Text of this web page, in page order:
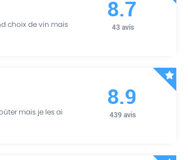
choix de vin mais
8.7
43 avis
mais je les ai
8.9
439 avis